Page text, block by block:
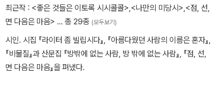
나도 한 마음의 인간일 때
최근작 : <좋은 것들은 이토록 시시콜콜>,<나만의 미당시>,<점, 선,
면 다음은 마음> … 총 29종 (모두보기)
시인. 시집 『라이터 좀 빌립시다』, 『아름다웠던 사람의 이름은 혼자』,
『비물질』과 산문집 『방밖에 없는 사람, 방 밖에 없는 사람』, 『점, 선,
면 다음은 마음』을 펴냈다.